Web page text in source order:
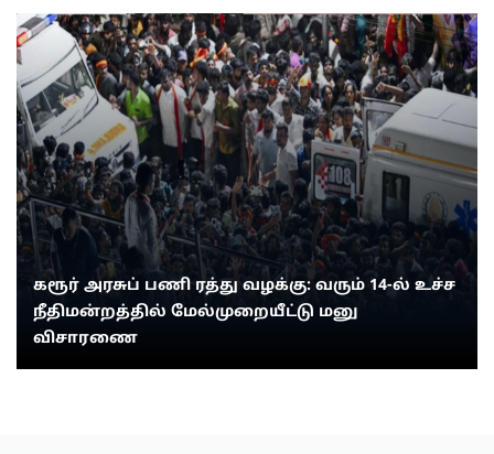
கரூர் அரசுப் பணி ரத்து வழக்கு: வரும் 14-ல் உச்ச
நீதிமன்றத்தில் மேல்முறையீட்டு மனு
விசாரணை